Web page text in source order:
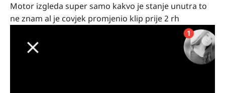
Motor izgleda super samo kakvo je stanje unutra to
ne znam al je covjek promjenio klip prije 2 rh